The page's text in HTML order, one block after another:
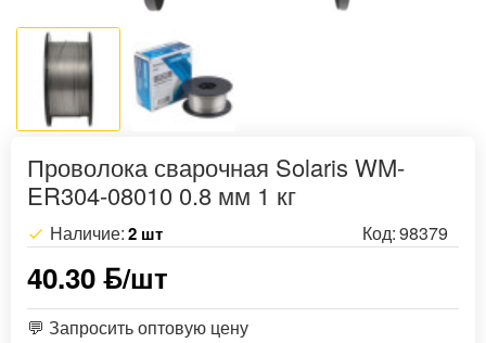
Проволока сварочная Solaris WM-
ER304-08010 0.8 мм 1 кг
40.30 ƃ/шт
Наличие:2 шт Код:98379
💬 Запросить оптовую цену